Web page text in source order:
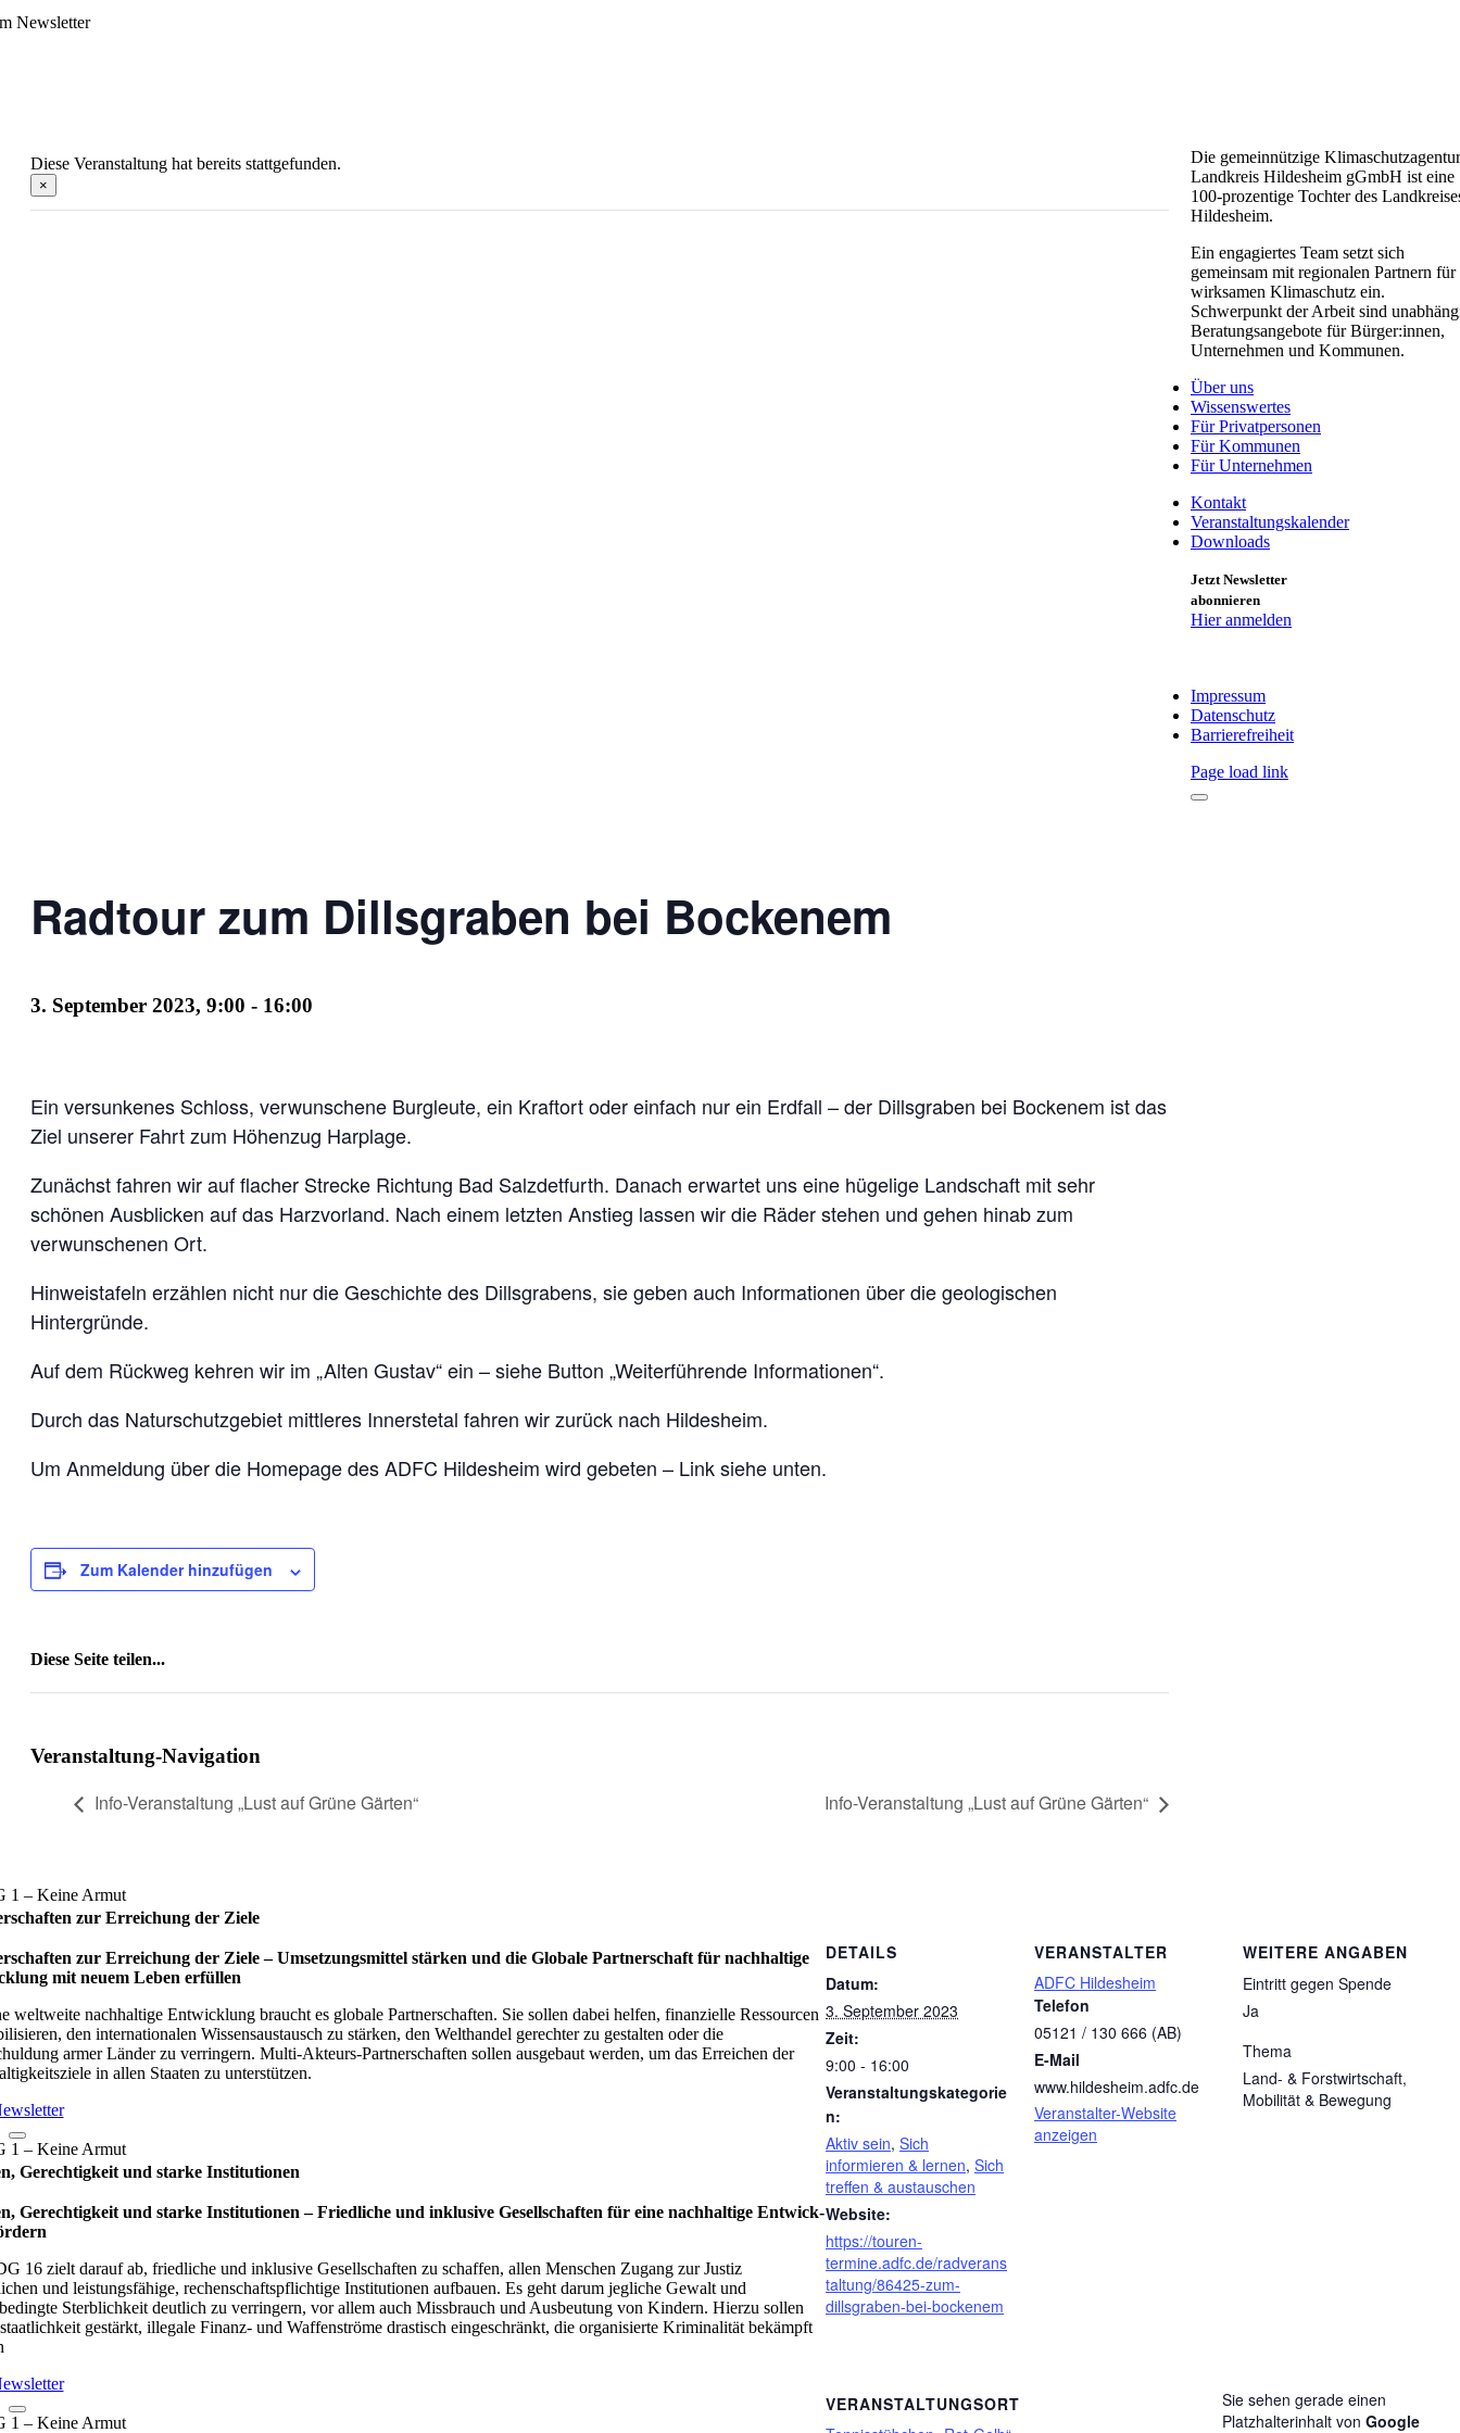
Newsletter
Diese Veranstaltung hat bereits stattgefunden.
×
Radtour zum Dillsgraben bei Bockenem
3. September 2023, 9:00 - 16:00
Ein versunkenes Schloss, verwunschene Burgleute, ein Kraftort oder einfach nur ein Erdfall – der Dillsgraben bei Bockenem ist das
Ziel unserer Fahrt zum Höhenzug Harplage.
Zunächst fahren wir auf flacher Strecke Richtung Bad Salzdetfurth. Danach erwartet uns eine hügelige Landschaft mit sehr
schönen Ausblicken auf das Harzvorland. Nach einem letzten Anstieg lassen wir die Räder stehen und gehen hinab zum
verwunschenen Ort.
Hinweistafeln erzählen nicht nur die Geschichte des Dillsgrabens, sie geben auch Informationen über die geologischen
Hintergründe.
Auf dem Rückweg kehren wir im „Alten Gustav“ ein – siehe Button „Weiterführende Informationen“.
Durch das Naturschutzgebiet mittleres Innerstetal fahren wir zurück nach Hildesheim.
Um Anmeldung über die Homepage des ADFC Hildesheim wird gebeten – Link siehe unten.
Zum Kalender hinzufügen
Diese Seite teilen...
Veranstaltung-Navigation
Info-Veranstaltung „Lust auf Grüne Gärten“ Info-Veranstaltung „Lust auf Grüne Gärten“
DETAILS
Datum:
3. September 2023
Zeit:
9:00 - 16:00
Veranstaltungskategorie
n:
Aktiv sein, Sich
informieren & lernen, Sich
treffen & austauschen
Website:
https://touren-
termine.adfc.de/radverans
taltung/86425-zum-
dillsgraben-bei-bockenem
VERANSTALTER
ADFC Hildesheim
Telefon
05121 / 130 666 (AB)
E-Mail
www.hildesheim.adfc.de
Veranstalter-Website
anzeigen
WEITERE ANGABEN
Eintritt gegen Spende
Ja
Thema
Land- & Forstwirtschaft,
Mobilität & Bewegung
VERANSTALTUNGSORT
Sie sehen gerade einen
Platzhalterinhalt von Google
Die gemeinnützige Klimaschutzagentur
Landkreis Hildesheim gGmbH ist eine
100-prozentige Tochter des
Hildesheim.
Ein engagiertes Team setzt sich
gemeinsam mit regionalen Partnern für
wirksamen Klimaschutz ein.
Schwerpunkt der Arbeit sind
Beratungsangebote für Bürger:innen,
Unternehmen und Kommunen.
Über uns
Wissenswertes
Für Privatpersonen
Für Kommunen
Für Unternehmen
Kontakt
Veranstaltungskalender
Downloads
Jetzt Newsletter
abonnieren
Hier anmelden
Impressum
Datenschutz
Barrierefreiheit
Page load link
zur Erreichung der Ziele
zur Erreichung der Ziele – Umset­zungs­mit­tel stär­ken und die Glo­bale Part­ner­schaft für nach­hal­tige
mit neuem Leben erfül­len
weltweite nachhaltige Entwicklung braucht es globale Partnerschaften. Sie sollen dabei helfen, finanzielle Ressourcen
den internationalen Wissensaustausch zu stärken, den Welthandel gerechter zu gestalten oder die
armer Länder zu verringern. Multi-Akteurs-Partnerschaften sollen ausgebaut werden, um das Erreichen der
in allen Staaten zu unterstützen.
Gerechtigkeit und starke Institutionen
Gerechtigkeit und starke Institutionen – Fried­li­che und inklu­sive Gesell­schaf­ten für eine nach­hal­tige Ent­wick­
16 zielt darauf ab, friedliche und inklusive Gesellschaften zu schaffen, allen Menschen Zugang zur Justiz
und leistungsfähige, rechenschaftspflichtige Institutionen aufbauen. Es geht darum jegliche Gewalt und
Sterblichkeit deutlich zu verringern, vor allem auch Missbrauch und Ausbeutung von Kindern. Hierzu sollen
gestärkt, illegale Finanz- und Waffenströme drastisch eingeschränkt, die organisierte Kriminalität bekämpft